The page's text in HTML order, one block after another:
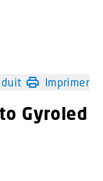
Imprimer
Gyroled